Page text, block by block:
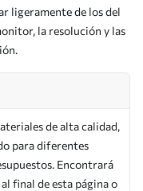
ligeramente de los del
la resolución y las
de alta calidad,
para diferentes
Encontrará
final de esta página o